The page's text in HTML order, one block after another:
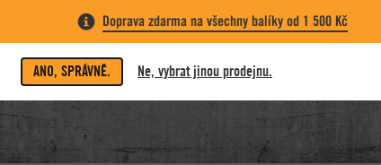
Doprava zdarma na všechny balíky od 1 500 Kč
ANO, SPRÁVNĚ. Ne, vybrat jinou prodejnu.